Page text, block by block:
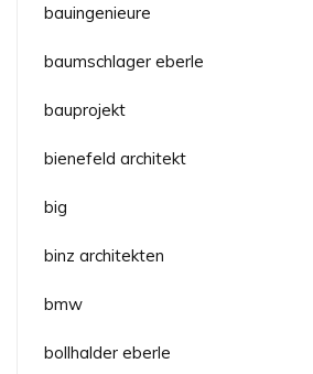
bauingenieure
baumschlager eberle
bauprojekt
bienefeld architekt
big
binz architekten
bmw
bollhalder eberle